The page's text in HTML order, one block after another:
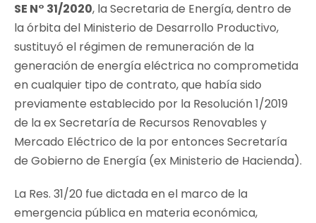
SE N° 31/2020, la Secretaria de Energía, dentro de
la órbita del Ministerio de Desarrollo Productivo,
sustituyó el régimen de remuneración de la
generación de energía eléctrica no comprometida
en cualquier tipo de contrato, que había sido
previamente establecido por la Resolución 1/2019
de la ex Secretaría de Recursos Renovables y
Mercado Eléctrico de la por entonces Secretaría
de Gobierno de Energía (ex Ministerio de Hacienda).
La Res. 31/20 fue dictada en el marco de la
emergencia pública en materia económica,